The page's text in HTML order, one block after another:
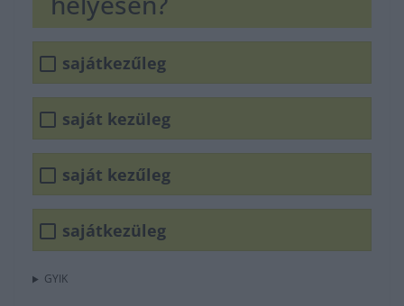
sajátkezűleg
saját kezüleg
saját kezűleg
sajátkezüleg
GYIK